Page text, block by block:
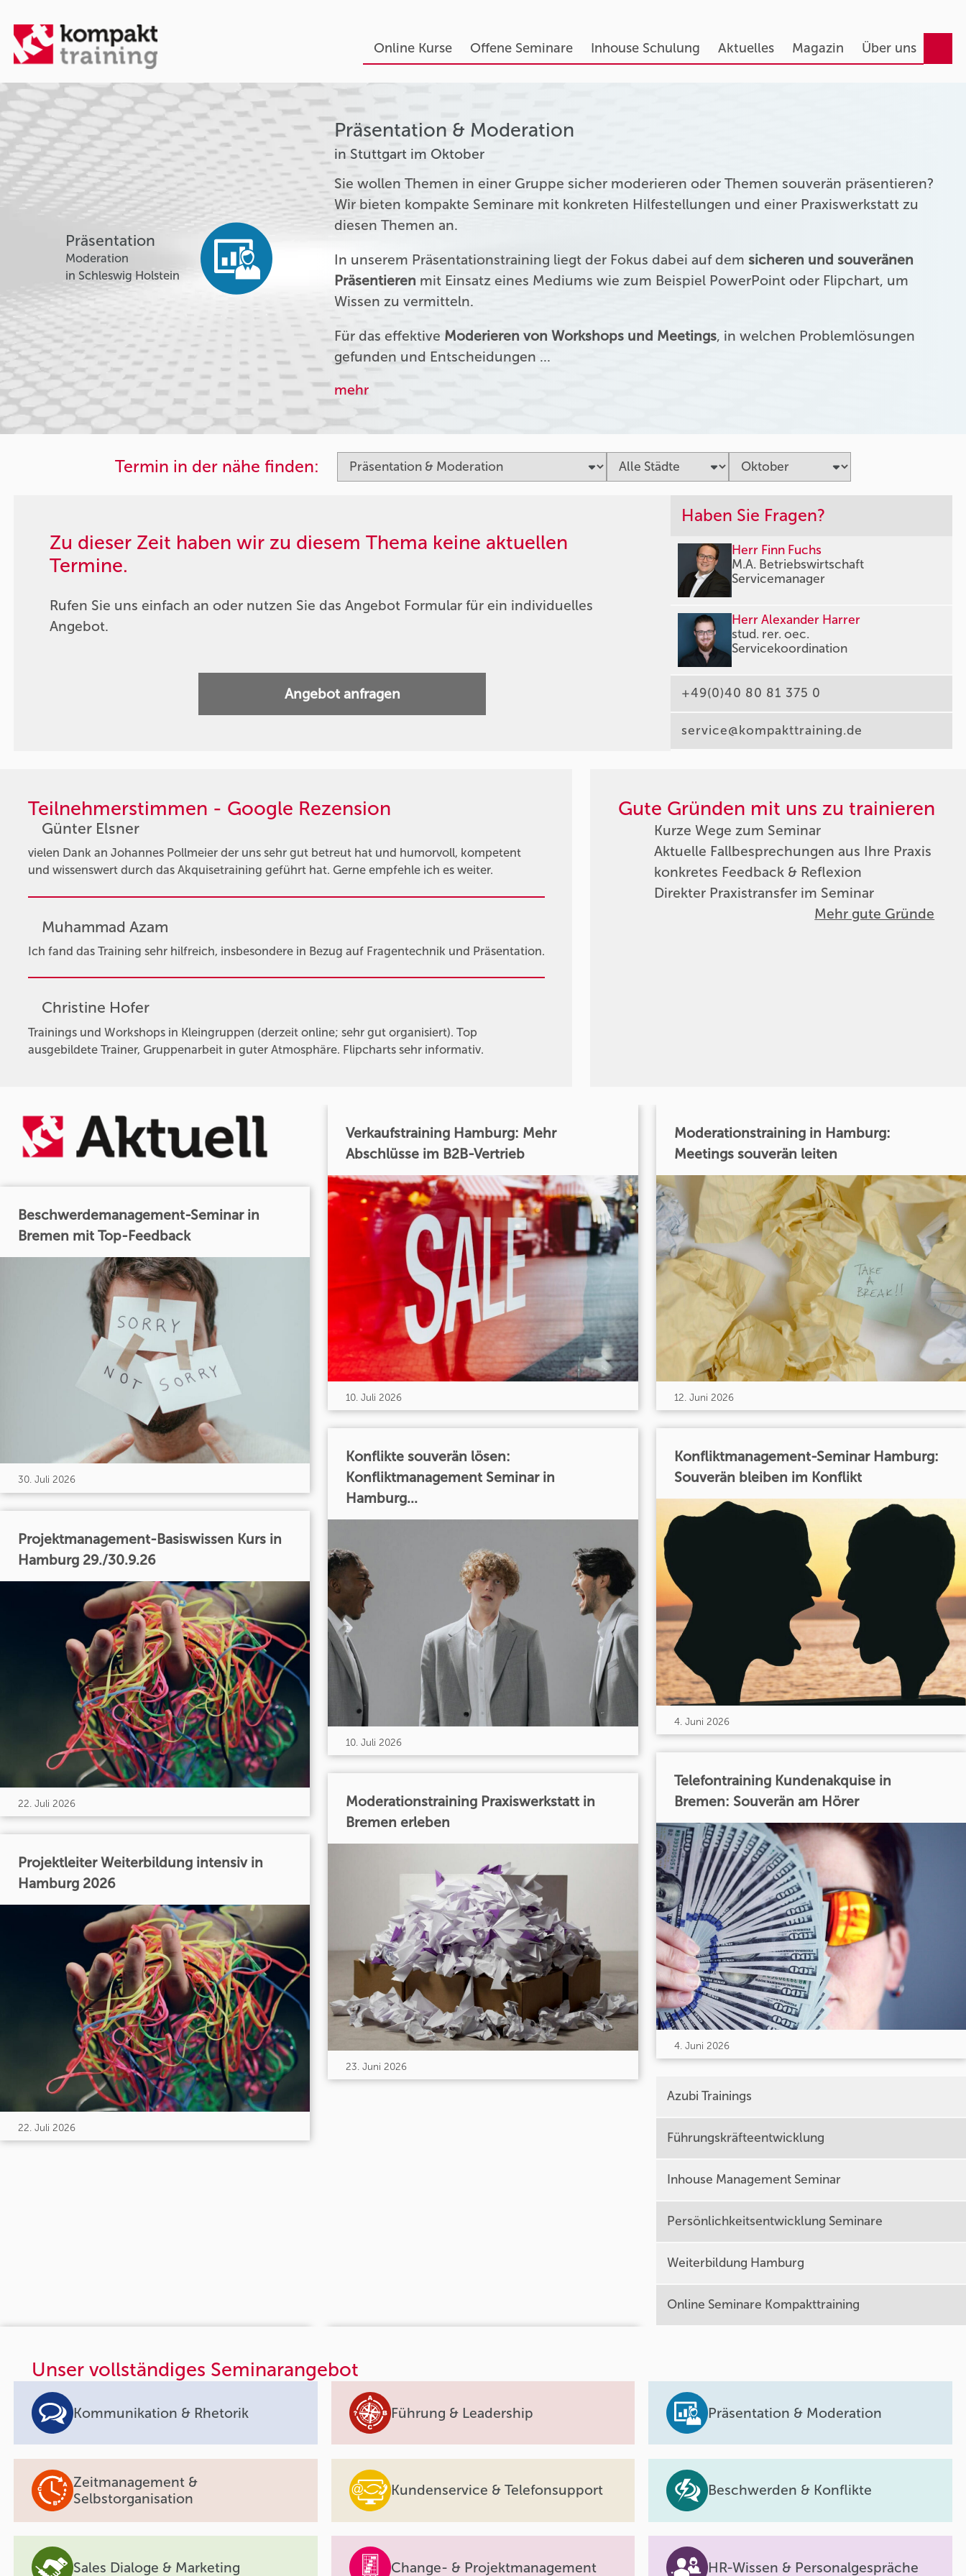
Online Kurse Offene Seminare Inhouse Schulung Aktuelles Magazin Über uns
Präsentation
Moderation
in Schleswig Holstein
Präsentation & Moderation
in Stuttgart im Oktober
Sie wollen Themen in einer Gruppe sicher moderieren oder Themen souverän präsentieren?
Wir bieten kompakte Seminare mit konkreten Hilfestellungen und einer Praxiswerkstatt zu
diesen Themen an.
In unserem Präsentationstraining liegt der Fokus dabei auf demsicheren und souveränen
Präsentieren mit Einsatz eines Mediums wie zum Beispiel PowerPoint oder Flipchart, um
Wissen zu vermitteln.
Für das effektive Moderieren von Workshops und Meetings, in welchen Problemlösungen
gefunden und Entscheidungen …
mehr
Termin in der nähe finden:
Zu dieser Zeit haben wir zu diesem Thema keine aktuellen
Termine.
Rufen Sie uns einfach an oder nutzen Sie das Angebot Formular für ein individuelles
Angebot.
Angebot anfragen
Haben Sie Fragen?
Herr Finn Fuchs
M.A. Betriebswirtschaft
Servicemanager
Herr Alexander Harrer
stud. rer. oec.
Servicekoordination
+49(0)40 80 81 375 0
service@kompakttraining.de
Teilnehmerstimmen - Google Rezension
Günter Elsner
vielen Dank an Johannes Pollmeier der uns sehr gut betreut hat und humorvoll, kompetent
und wissenswert durch das Akquisetraining geführt hat. Gerne empfehle ich es weiter.
Muhammad Azam
Ich fand das Training sehr hilfreich, insbesondere in Bezug auf Fragentechnik und Präsentation.
Christine Hofer
Trainings und Workshops in Kleingruppen (derzeit online; sehr gut organisiert). Top
ausgebildete Trainer, Gruppenarbeit in guter Atmosphäre. Flipcharts sehr informativ.
Gute Gründen mit uns zu trainieren
Kurze Wege zum Seminar
Aktuelle Fallbesprechungen aus Ihre Praxis
konkretes Feedback & Reflexion
Direkter Praxistransfer im Seminar
Mehr gute Gründe
Beschwerdemanagement-Seminar in
Bremen mit Top-Feedback
30. Juli 2026
Projektmanagement-Basiswissen Kurs in
Hamburg 29./30.9.26
22. Juli 2026
Projektleiter Weiterbildung intensiv in
Hamburg 2026
22. Juli 2026
Verkaufstraining Hamburg: Mehr
Abschlüsse im B2B-Vertrieb
10. Juli 2026
Konflikte souverän lösen:
Konfliktmanagement Seminar in
Hamburg...
10. Juli 2026
Moderationstraining Praxiswerkstatt in
Bremen erleben
23. Juni 2026
Moderationstraining in Hamburg:
Meetings souverän leiten
12. Juni 2026
Konfliktmanagement-Seminar Hamburg:
Souverän bleiben im Konflikt
4. Juni 2026
Telefontraining Kundenakquise in
Bremen: Souverän am Hörer
4. Juni 2026
Azubi Trainings
Führungskräfteentwicklung
Inhouse Management Seminar
Persönlichkeitsentwicklung Seminare
Weiterbildung Hamburg
Online Seminare Kompakttraining
Unser vollständiges Seminarangebot
Kommunikation & Rhetorik Führung & Leadership Präsentation & Moderation
Zeitmanagement &
Selbstorganisation
Kundenservice & Telefonsupport Beschwerden & Konflikte
Sales Dialoge & Marketing Change- & Projektmanagement HR-Wissen & Personalgespräche